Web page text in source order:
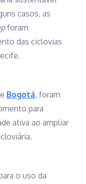
casos, as
foram
das ciclovias
Bogotá, foram
para
ativa ao ampliar
o uso da